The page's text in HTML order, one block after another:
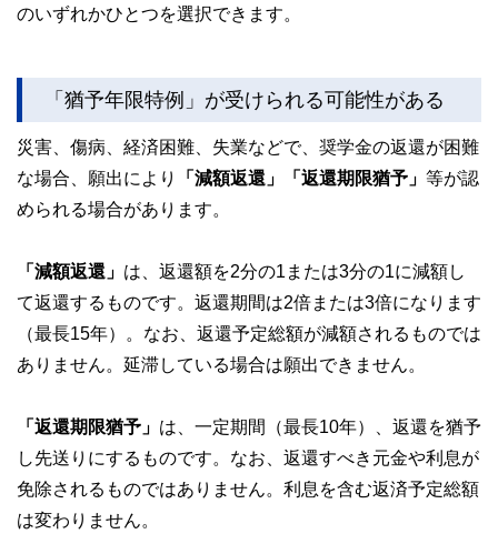
のいずれかひとつを選択できます。
「猶予年限特例」が受けられる可能性がある
災害、傷病、経済困難、失業などで、奨学金の返還が困難
な場合、願出により
「減額返還」「返還期限猶予」 等が認
められる場合があります。
「減額返還」 は、返還額を2分の1または3分の1に減額し
て返還するものです。返還期間は2倍または3倍になります
（最長15年）。なお、返還予定総額が減額されるものでは
ありません。延滞している場合は願出できません。
「返還期限猶予」 は、一定期間（最長10年）、返還を猶予
し先送りにするものです。なお、返還すべき元金や利息が
免除されるものではありません。利息を含む返済予定総額
は変わりません。